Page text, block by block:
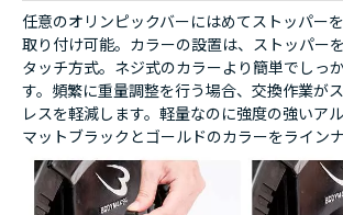
任意のオリンピックバーにはめてストッパー
取り付け可能。カラーの設置は、ストッパー
タッチ方式。ネジ式のカラーより簡単でしっ
す。頻繁に重量調整を行う場合、交換作業が
レスを軽減します。軽量なのに強度の強いア
マットブラックとゴールドのカラーをラインナ